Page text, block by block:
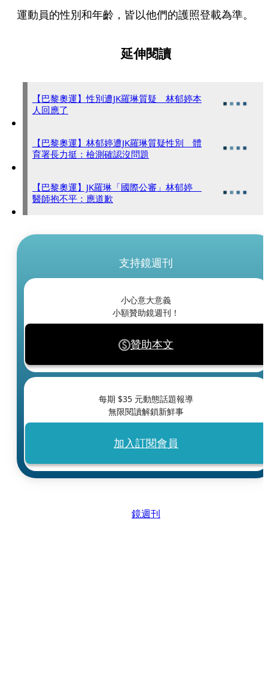
運動員的性別和年齡，皆以他們的護照登載為準。
延伸閱讀
【巴黎奧運】性別遭JK羅琳質疑 林郁婷本
人回應了
【巴黎奧運】林郁婷遭JK羅琳質疑性別 體
育署長力挺：檢測確認沒問題
【巴黎奧運】JK羅琳「國際公審」林郁婷
醫師抱不平：應道歉
支持鏡週刊
小心意大意義
小額贊助鏡週刊！
贊助本文
每期 $35 元動態話題報導
無限閱讀解鎖新鮮事
加入訂閱會員
鏡週刊